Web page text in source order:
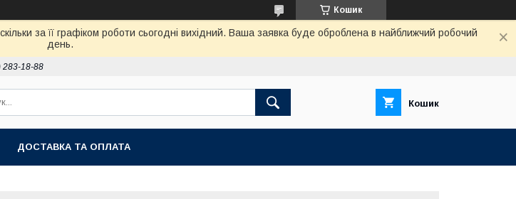
Кошик
за її графіком роботи сьогодні вихідний. Ваша заявка буде оброблена в найближчий робочий
день.
283-18-88
Кошик
ДОСТАВКА ТА ОПЛАТА